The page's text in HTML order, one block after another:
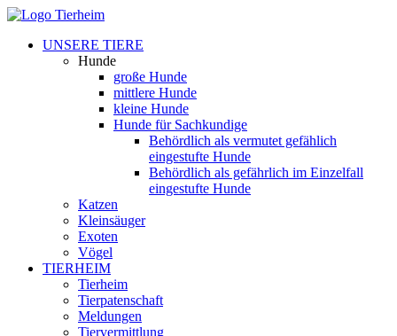
UNSERE TIERE
Hunde
große Hunde
mittlere Hunde
kleine Hunde
Hunde für Sachkundige
Behördlich als vermutet gefählich
eingestufte Hunde
Behördlich als gefährlich im Einzelfall
eingestufte Hunde
Katzen
Kleinsäuger
Exoten
Vögel
TIERHEIM
Tierheim
Tierpatenschaft
Meldungen
Tiervermittlung